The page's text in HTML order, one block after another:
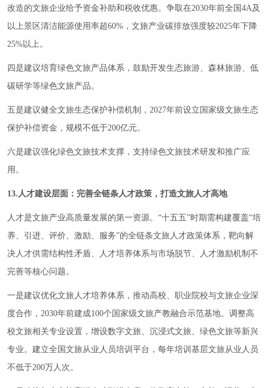
改造的文旅企业给予资金补助和税收优惠。争取在2030年前全国4A及
以上景区清洁能源使用率超60%，文旅产业碳排放强度较2025年下降
25%以上。
四是建议培育绿色文旅产品体系，鼓励开发生态旅游、森林旅游、低
碳研学等绿色文旅产品。
五是建议健全文旅生态保护补偿机制，2027年前设立国家级文旅生态
保护补偿资金，规模不低于200亿元。
六是建议强化绿色文旅技术支撑，支持绿色文旅技术研发和推广应
用。
13.人才建设层面：完善全链条人才政策，打造文旅人才高地
人才是文旅产业高质量发展的第一资源。“十五五”时期需构建覆盖“培
养、引进、评价、激励、服务”的全链条文旅人才政策体系，靶向解
决人才供需结构性矛盾、人才培养体系与市场脱节、人才激励机制不
完善等核心问题。
一是建议优化文旅人才培养体系，推动高校、职业院校与文旅企业深
度合作，2030年前建成100个国家级文旅产教融合示范基地。调整高
校文旅相关专业设置，增设数字文旅、沉浸式文旅、绿色文旅等新兴
专业。建立全国文旅从业人员培训平台，每年培训基层文旅从业人员
不低于200万人次。